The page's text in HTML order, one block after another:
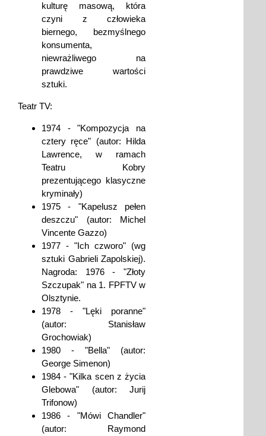
kulturę masową, która
czyni z człowieka
biernego, bezmyślnego
konsumenta,
niewrażliwego na
prawdziwe wartości
sztuki.
Teatr TV:
1974 - "Kompozycja na
cztery ręce" (autor: Hilda
Lawrence, w ramach
Teatru Kobry
prezentującego klasyczne
kryminały)
1975 - "Kapelusz pełen
deszczu" (autor: Michel
Vincente Gazzo)
1977 - "Ich czworo" (wg
sztuki Gabrieli Zapolskiej).
Nagroda: 1976 - "Złoty
Szczupak" na 1. FPFTV w
Olsztynie.
1978 - "Lęki poranne"
(autor: Stanisław
Grochowiak)
1980 - "Bella" (autor:
George Simenon)
1984 - "Kilka scen z życia
Glebowa" (autor: Jurij
Trifonow)
1986 - "Mówi Chandler"
(autor: Raymond